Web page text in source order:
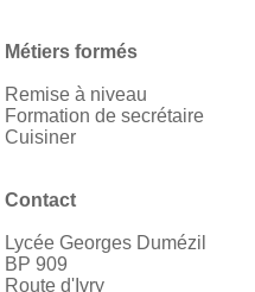
Métiers formés
Remise à niveau
Formation de secrétaire
Cuisiner
Contact
Lycée Georges Dumézil
BP 909
Route d'Ivry